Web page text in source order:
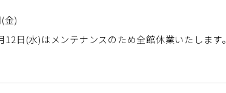
金)
日(水)はメンテナンスのため全館休業いたします。